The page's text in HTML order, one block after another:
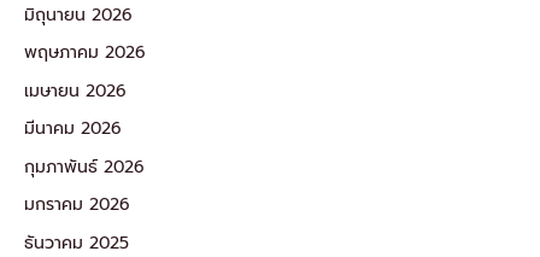
มิถุนายน 2026
พฤษภาคม 2026
เมษายน 2026
มีนาคม 2026
กุมภาพันธ์ 2026
มกราคม 2026
ธันวาคม 2025